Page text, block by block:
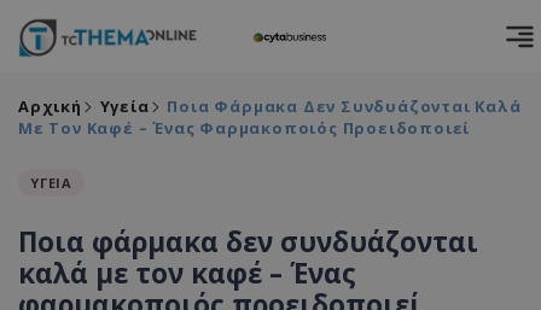
Αρχική Υγεία
Ποια Φάρμακα Δεν Συνδυάζονται Καλά
Με Τον Καφέ – Ένας Φαρμακοποιός Προειδοποιεί
ΥΓΕΙΑ
Ποια φάρμακα δεν συνδυάζονται
καλά με τον καφέ – Ένας